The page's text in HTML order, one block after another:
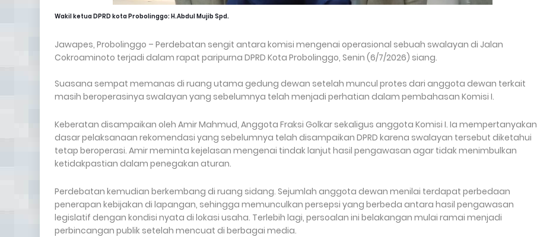
Wakil ketua DPRD kota Probolinggo: H.Abdul Mujib Spd.
Jawapes, Probolinggo – Perdebatan sengit antara komisi mengenai operasional sebuah swalayan di Jalan
Cokroaminoto terjadi dalam rapat paripurna DPRD Kota Probolinggo, Senin (6/7/2026) siang.
Suasana sempat memanas di ruang utama gedung dewan setelah muncul protes dari anggota dewan terkait
masih beroperasinya swalayan yang sebelumnya telah menjadi perhatian dalam pembahasan Komisi I.
Keberatan disampaikan oleh Amir Mahmud, Anggota Fraksi Golkar sekaligus anggota Komisi I. Ia mempertanyakan
dasar pelaksanaan rekomendasi yang sebelumnya telah disampaikan DPRD karena swalayan tersebut diketahui
tetap beroperasi. Amir meminta kejelasan mengenai tindak lanjut hasil pengawasan agar tidak menimbulkan
ketidakpastian dalam penegakan aturan.
Perdebatan kemudian berkembang di ruang sidang. Sejumlah anggota dewan menilai terdapat perbedaan
penerapan kebijakan di lapangan, sehingga memunculkan persepsi yang berbeda antara hasil pengawasan
legislatif dengan kondisi nyata di lokasi usaha. Terlebih lagi, persoalan ini belakangan mulai ramai menjadi
perbincangan publik setelah mencuat di berbagai media.